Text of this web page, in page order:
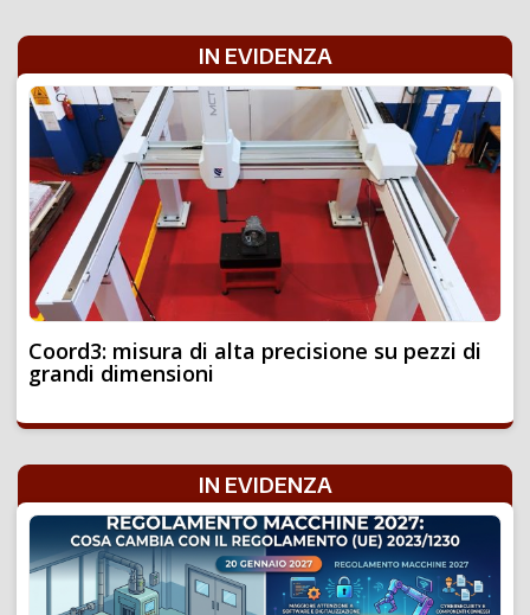
IN EVIDENZA
Coord3: misura di alta precisione su pezzi di
grandi dimensioni
IN EVIDENZA